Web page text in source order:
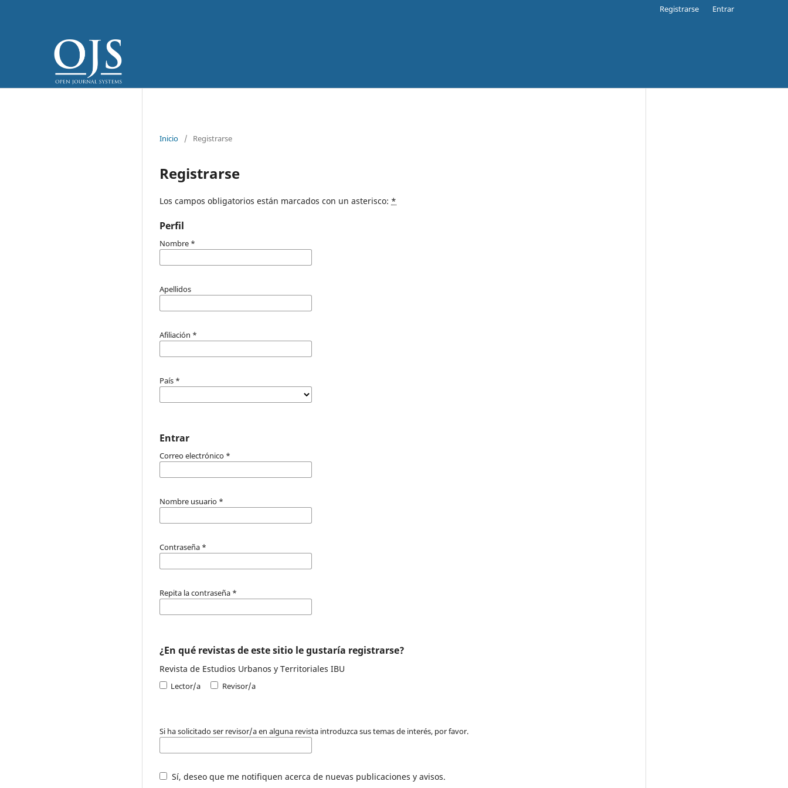
Registrarse Entrar
Inicio / Registrarse
Registrarse
Los campos obligatorios están marcados con un asterisco: *
Perfil
Nombre *
Apellidos
Afiliación *
País *
Entrar
Correo electrónico *
Nombre usuario *
Contraseña *
Repita la contraseña *
¿En qué revistas de este sitio le gustaría registrarse?
Revista de Estudios Urbanos y Territoriales IBU
Lector/a Revisor/a
Si ha solicitado ser revisor/a en alguna revista introduzca sus temas de interés, por favor.
Sí, deseo que me notifiquen acerca de nuevas publicaciones y avisos.